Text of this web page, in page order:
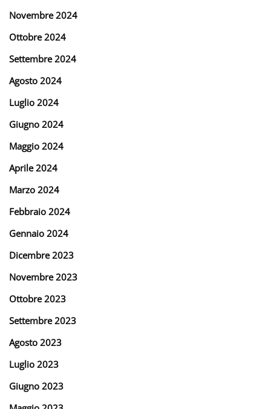
Novembre 2024
Ottobre 2024
Settembre 2024
Agosto 2024
Luglio 2024
Giugno 2024
Maggio 2024
Aprile 2024
Marzo 2024
Febbraio 2024
Gennaio 2024
Dicembre 2023
Novembre 2023
Ottobre 2023
Settembre 2023
Agosto 2023
Luglio 2023
Giugno 2023